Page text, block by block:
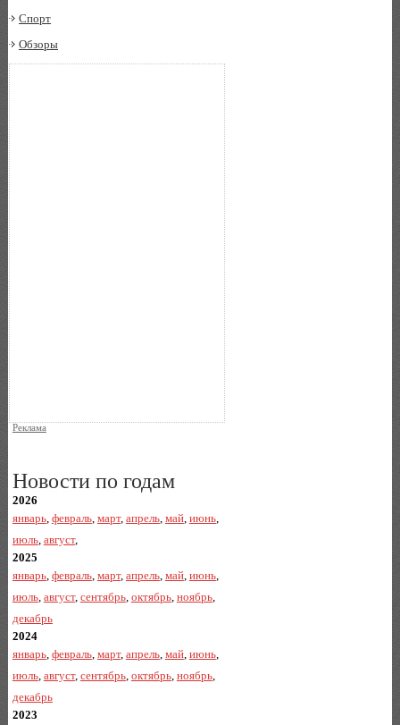
Спорт
Обзоры
Реклама
Новости по годам
2026
январь, февраль, март, апрель, май, июнь,
июль, август,
2025
январь, февраль, март, апрель, май, июнь,
июль, август, сентябрь, октябрь, ноябрь,
декабрь
2024
январь, февраль, март, апрель, май, июнь,
июль, август, сентябрь, октябрь, ноябрь,
декабрь
2023